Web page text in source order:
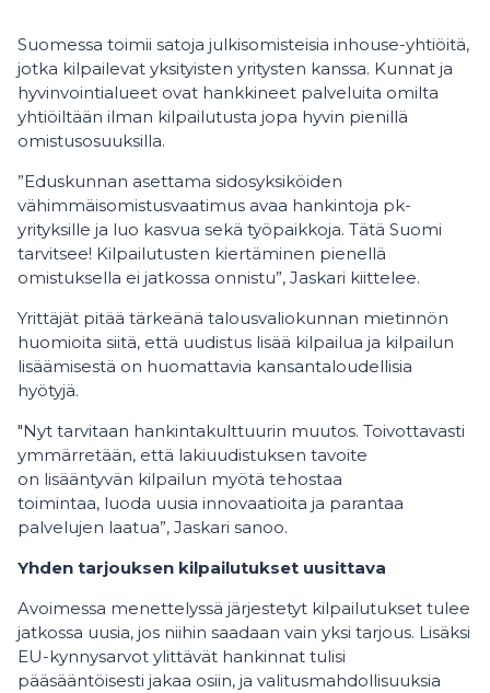
Suomessa toimii satoja julkisomisteisia inhouse-yhtiöitä,
jotka kilpailevat yksityisten yritysten kanssa. Kunnat ja
hyvinvointialueet ovat hankkineet palveluita omilta
yhtiöiltään ilman kilpailutusta jopa hyvin pienillä
omistusosuuksilla.
”Eduskunnan asettama sidosyksiköiden
vähimmäisomistusvaatimus avaa hankintoja pk-
yrityksille ja luo kasvua sekä työpaikkoja. Tätä Suomi
tarvitsee! Kilpailutusten kiertäminen pienellä
omistuksella ei jatkossa onnistu”, Jaskari kiittelee.
Yrittäjät pitää tärkeänä talousvaliokunnan mietinnön
huomioita siitä, että uudistus lisää kilpailua ja kilpailun
lisäämisestä on huomattavia kansantaloudellisia
hyötyjä.
"Nyt tarvitaan hankintakulttuurin muutos. Toivottavasti
ymmärretään, että lakiuudistuksen tavoite
on lisääntyvän kilpailun myötä tehostaa
toimintaa, luoda uusia innovaatioita ja parantaa
palvelujen laatua”, Jaskari sanoo.
Yhden tarjouksen kilpailutukset uusittava
Avoimessa menettelyssä järjestetyt kilpailutukset tulee
jatkossa uusia, jos niihin saadaan vain yksi tarjous. Lisäksi
EU-kynnysarvot ylittävät hankinnat tulisi
pääsääntöisesti jakaa osiin, ja valitusmahdollisuuksia